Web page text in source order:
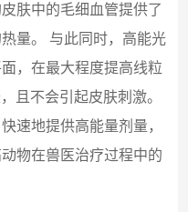
肤中的毛细血管提供了
量。 与此同时，高能光
，在最大程度提高线粒
且不会引起皮肤刺激。
速地提供高能量剂量，
物在兽医治疗过程中的